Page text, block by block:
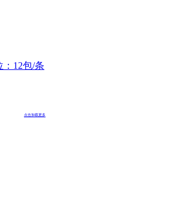
：12包/条
点击加载更多